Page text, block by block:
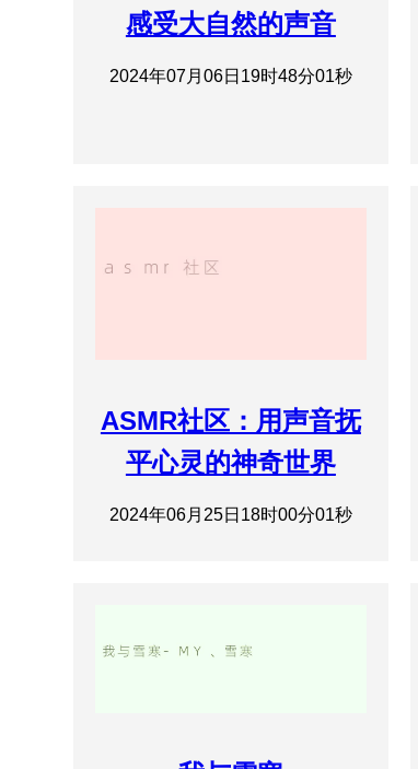
感受大自然的声音
2024年07月06日19时48分01秒
ASMR社区：用声音抚
平心灵的神奇世界
2024年06月25日18时00分01秒